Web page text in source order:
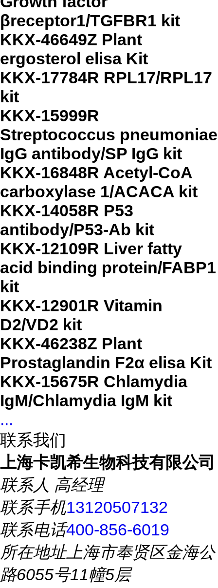
βreceptor1/TGFBR1 kit
KKX-46649Z Plant
ergosterol elisa Kit
KKX-17784R RPL17/RPL17
kit
KKX-15999R
Streptococcus pneumoniae
IgG antibody/SP IgG kit
KKX-16848R Acetyl-CoA
carboxylase 1/ACACA kit
KKX-14058R P53
antibody/P53-Ab kit
KKX-12109R Liver fatty
acid binding protein/FABP1
kit
KKX-12901R Vitamin
D2/VD2 kit
KKX-46238Z Plant
Prostaglandin F2α elisa Kit
KKX-15675R Chlamydia
IgM/Chlamydia IgM kit
...
联系我们
上海卡凯希生物科技有限公司
联系人 高经理
联系手机13120507132
联系电话400-856-6019
所在地址上海市奉贤区金海公
路6055号11幢5层